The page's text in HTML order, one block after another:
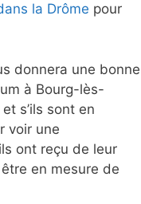
la Drôme pour
donnera une bonne
à Bourg-lès-
s’ils sont en
voir une
ont reçu de leur
en mesure de